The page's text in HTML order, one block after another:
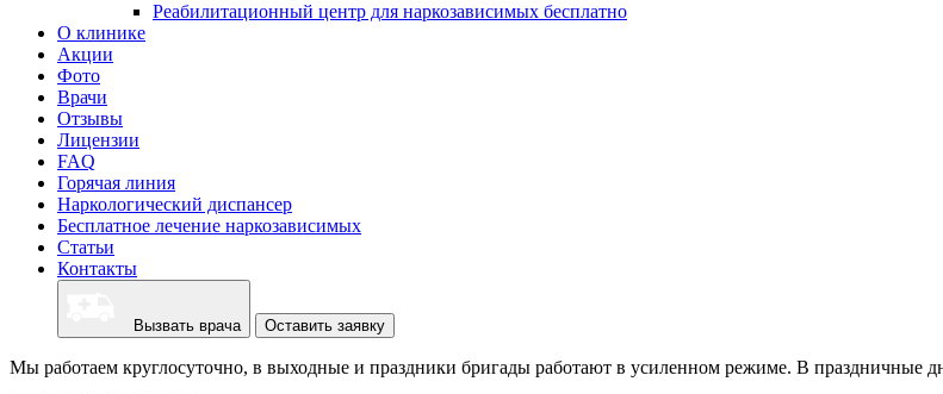
Реабилитационный центр для наркозависимых бесплатно
О клинике
Акции
Фото
Врачи
Отзывы
Лицензии
FAQ
Горячая линия
Наркологический диспансер
Бесплатное лечение наркозависимых
Статьи
Контакты
Вызвать врача Оставить заявку
Мы работаем круглосуточно, в выходные и праздники бригады работают в усиленном режиме. В праздничные